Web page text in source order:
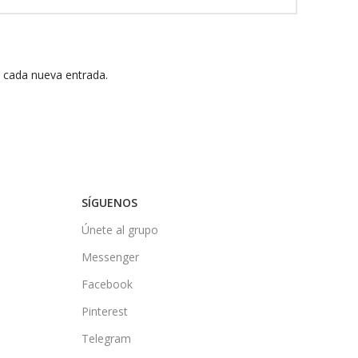
nueva entrada.
SÍGUENOS
Únete al grupo
Messenger
Facebook
Pinterest
Telegram